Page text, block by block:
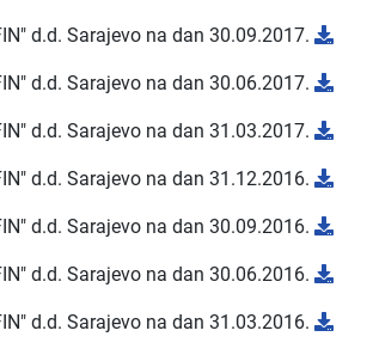
d.d. Sarajevo na dan 30.09.2017.
d.d. Sarajevo na dan 30.06.2017.
d.d. Sarajevo na dan 31.03.2017.
d.d. Sarajevo na dan 31.12.2016.
d.d. Sarajevo na dan 30.09.2016.
d.d. Sarajevo na dan 30.06.2016.
d.d. Sarajevo na dan 31.03.2016.